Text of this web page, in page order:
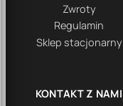
Zwroty
Regulamin
Sklep stacjonarny
KONTAKT Z NAMI